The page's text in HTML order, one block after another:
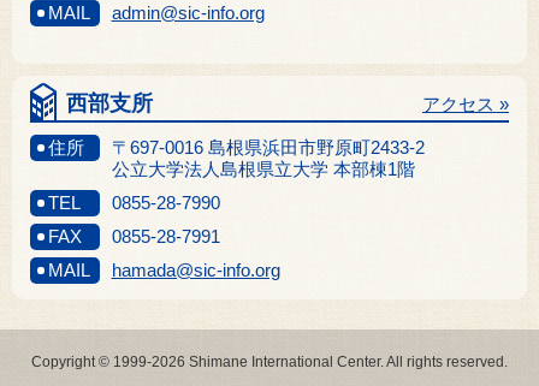
MAIL
admin@sic-info.org
西部支所
住所
〒697-0016 島根県浜田市野原町2433-2
公立大学法人島根県立大学 本部棟1階
アクセス »
TEL
0855-28-7990
FAX
0855-28-7991
MAIL
hamada@sic-info.org
Copyright © 1999-2026 Shimane International Center. All rights reserved.